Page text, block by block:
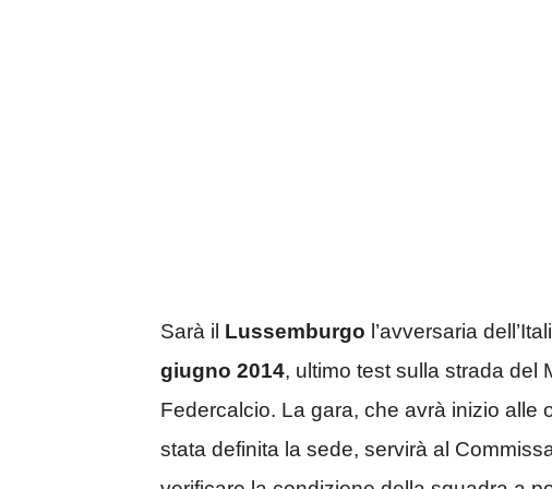
Sarà il Lussemburgo l’avversaria
giugno 2014, ultimo test sulla strada del
Federcalcio. La gara, che avrà inizio alle
stata definita la sede, servirà al